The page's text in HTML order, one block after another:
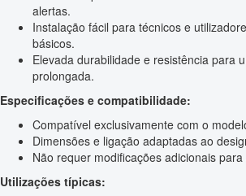
alertas.
Instalação fácil para técnicos e
básicos.
Elevada durabilidade e resistência para
prolongada.
Especificações e compatibilidade:
Compatível exclusivamente com o
Dimensões e ligação adaptadas ao
Não requer modificações adicionais
Utilizações típicas: